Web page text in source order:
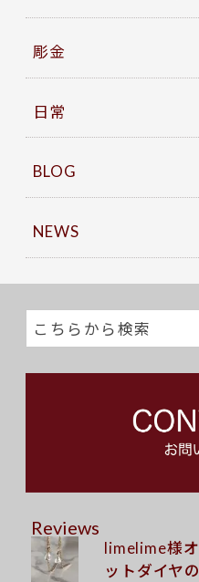
彫金
日常
BLOG
NEWS
Reviews
limelime様
ットダイヤ